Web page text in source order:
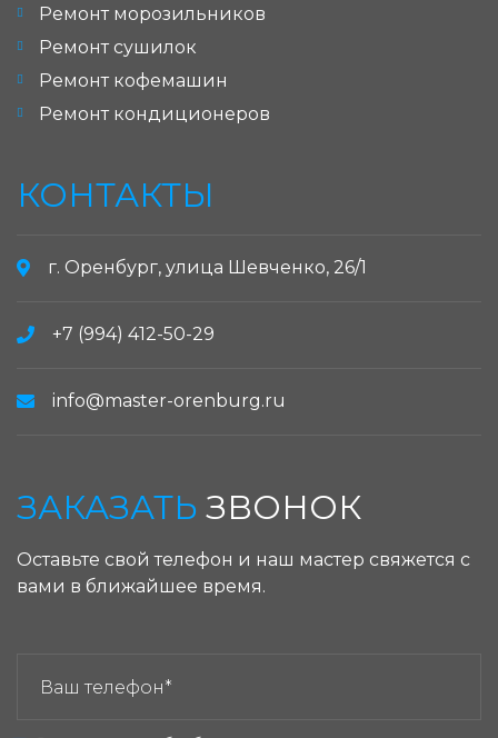
Ремонт морозильников
Ремонт сушилок
Ремонт кофемашин
Ремонт кондиционеров
КОНТАКТЫ
г. Оренбург, улица Шевченко, 26/1
+7 (994) 412-50-29
info@master-orenburg.ru
ЗАКАЗАТЬ ЗВОНОК
Оставьте свой телефон и наш мастер свяжется с
вами в ближайшее время.